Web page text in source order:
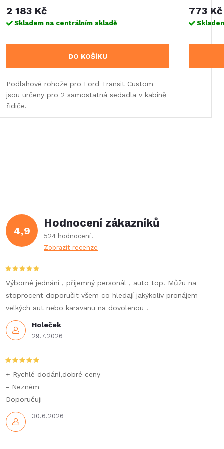
2 183 Kč
Skladem na centrálním skladě
DO KOŠÍKU
Podlahové rohože pro Ford Transit Custom
jsou určeny pro 2 samostatná sedadla v kabině
řidiče.
773 Kč
4,9
Hodnocení zákazníků
524 hodnocení
Zobrazit recenze
Holeček
29.7.2026
Výborné jednání , příjemný personál , auto top. Můžu na
stoprocent doporučit všem co hledají jakýkoliv pronájem
velkých aut nebo karavanu na dovolenou .
30.6.2026
+ Rychlé dodání,dobré ceny
- Nezném
Doporučuji